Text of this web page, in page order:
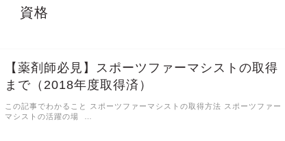
資格
【薬剤師必見】スポーツファーマシストの取得
まで（2018年度取得済）
この記事でわかること スポーツファーマシストの取得方法 スポーツファー
マシストの活躍の場 …